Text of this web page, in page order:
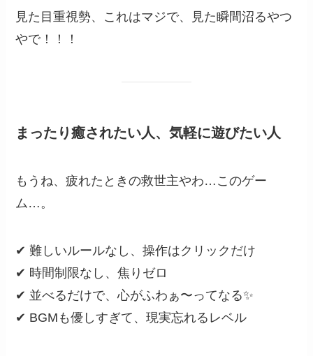
見た目重視勢、これはマジで、見た瞬間沼るやつ
やで！！！
まったり癒されたい人、気軽に遊びたい人
もうね、疲れたときの救世主やわ…このゲー
ム…。
✔ 難しいルールなし、操作はクリックだけ
✔ 時間制限なし、焦りゼロ
✔ 並べるだけで、心がふわぁ〜ってなる✨
✔ BGMも優しすぎて、現実忘れるレベル